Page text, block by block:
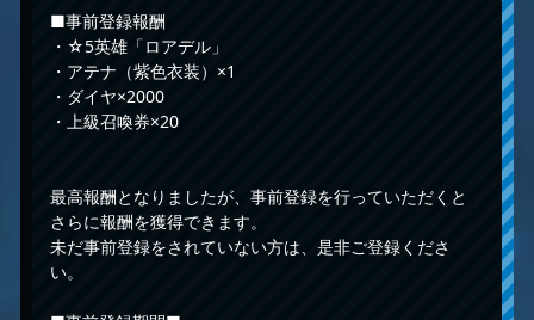
■事前登録報酬
・☆5英雄「ロアデル」
・アテナ（紫色衣装）×1
・ダイヤ×2000
・上級召喚券×20
最高報酬となりましたが、事前登録を行っていただくと
さらに報酬を獲得できます。
未だ事前登録をされていない方は、是非ご登録くださ
い。